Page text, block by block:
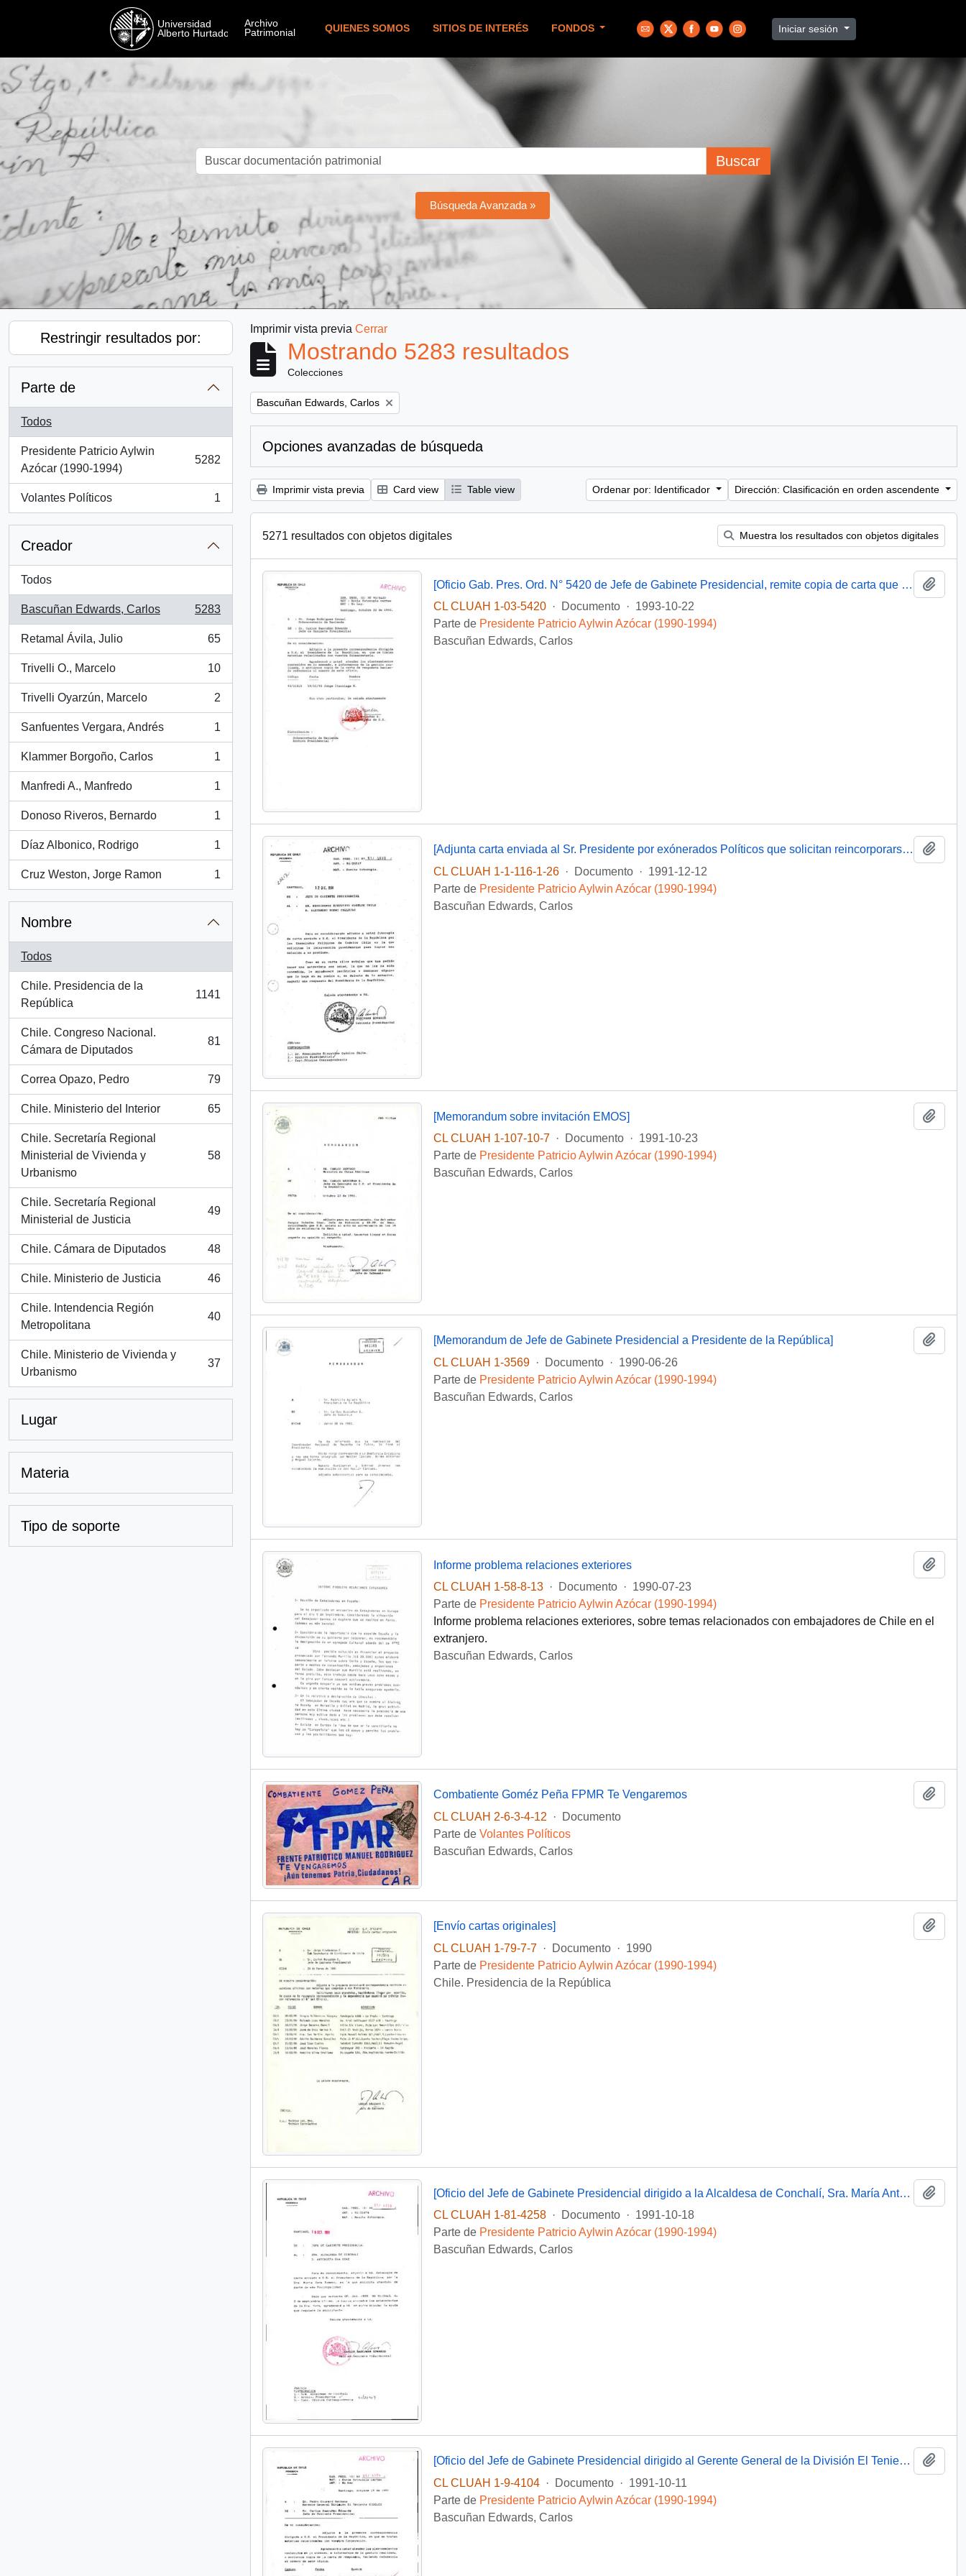
QUIENES SOMOS SITIOS DE INTERÉS FONDOS Iniciar sesión
Buscar
Búsqueda Avanzada »
Restringir resultados por:
Parte de
Todos
Presidente Patricio Aylwin
Azócar (1990-1994)
, 5282 resultados
5282
Volantes Políticos
, 1 resultados
1
Creador
Todos
Bascuñan Edwards, Carlos
, 5283 resultados
5283
Retamal Ávila, Julio
, 65 resultados
65
Trivelli O., Marcelo
, 10 resultados
10
Trivelli Oyarzún, Marcelo
, 2 resultados
2
Sanfuentes Vergara, Andrés
, 1 resultados
1
Klammer Borgoño, Carlos
, 1 resultados
1
Manfredi A., Manfredo
, 1 resultados
1
Donoso Riveros, Bernardo
, 1 resultados
1
Díaz Albonico, Rodrigo
, 1 resultados
1
Cruz Weston, Jorge Ramon
, 1 resultados
1
Nombre
Todos
Chile. Presidencia de la
República
, 1141 resultados
1141
Chile. Congreso Nacional.
Cámara de Diputados
, 81 resultados
81
Correa Opazo, Pedro
, 79 resultados
79
Chile. Ministerio del Interior
, 65 resultados
65
Chile. Secretaría Regional
Ministerial de Vivienda y
Urbanismo
, 58 resultados
58
Chile. Secretaría Regional
Ministerial de Justicia
, 49 resultados
49
Chile. Cámara de Diputados
, 48 resultados
48
Chile. Ministerio de Justicia
, 46 resultados
46
Chile. Intendencia Región
Metropolitana
, 40 resultados
40
Chile. Ministerio de Vivienda y
Urbanismo
, 37 resultados
37
Lugar
Materia
Tipo de soporte
Imprimir vista previa Cerrar
Mostrando 5283 resultados
Colecciones
Remove filter:
Bascuñan Edwards, Carlos
Opciones avanzadas de búsqueda
Imprimir vista previa Card view Table view Ordenar por: Identificador Dirección: Clasificación en orden ascendente
5271 resultados con objetos digitales Muestra los resultados con objetos digitales
[Oficio Gab. Pres. Ord. N° 5420 de Jefe de Gabinete Presidencial, remite copia de carta que se indica]
CL CLUAH 1-03-5420
· Documento · 1993-10-22
Parte de Presidente Patricio Aylwin Azócar (1990-1994)
Bascuñan Edwards, Carlos
[Adjunta carta enviada al Sr. Presidente por exónerados Políticos que solicitan reincorporarse a CODELCO]
CL CLUAH 1-1-116-1-26
· Documento · 1991-12-12
Parte de Presidente Patricio Aylwin Azócar (1990-1994)
Bascuñan Edwards, Carlos
[Memorandum sobre invitación EMOS]
CL CLUAH 1-107-10-7
· Documento · 1991-10-23
Parte de Presidente Patricio Aylwin Azócar (1990-1994)
Bascuñan Edwards, Carlos
[Memorandum de Jefe de Gabinete Presidencial a Presidente de la República]
CL CLUAH 1-3569
· Documento · 1990-06-26
Parte de Presidente Patricio Aylwin Azócar (1990-1994)
Bascuñan Edwards, Carlos
Informe problema relaciones exteriores
CL CLUAH 1-58-8-13
· Documento · 1990-07-23
Parte de Presidente Patricio Aylwin Azócar (1990-1994)
Informe problema relaciones exteriores, sobre temas relacionados con embajadores de Chile en el
extranjero.
Bascuñan Edwards, Carlos
Combatiente Goméz Peña FPMR Te Vengaremos
CL CLUAH 2-6-3-4-12
·
Documento
Parte de Volantes Políticos
Bascuñan Edwards, Carlos
[Envío cartas originales]
CL CLUAH 1-79-7-7
· Documento · 1990
Parte de Presidente Patricio Aylwin Azócar (1990-1994)
Chile. Presidencia de la República
[Oficio del Jefe de Gabinete Presidencial dirigido a la Alcaldesa de Conchalí, Sra. María Antonieta Saa]
CL CLUAH 1-81-4258
· Documento · 1991-10-18
Parte de Presidente Patricio Aylwin Azócar (1990-1994)
Bascuñan Edwards, Carlos
[Oficio del Jefe de Gabinete Presidencial dirigido al Gerente General de la División El Teniente CODELCO]
CL CLUAH 1-9-4104
· Documento · 1991-10-11
Parte de Presidente Patricio Aylwin Azócar (1990-1994)
Bascuñan Edwards, Carlos